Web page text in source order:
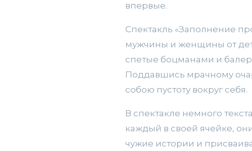
впервые.
Спектакль «Заполнение
мужчины и женщины от
спетые боцманами и
Поддавшись мрачному
собою пустоту вокруг себя.
В спектакле немного
каждый в своей ячейке,
чужие истории и